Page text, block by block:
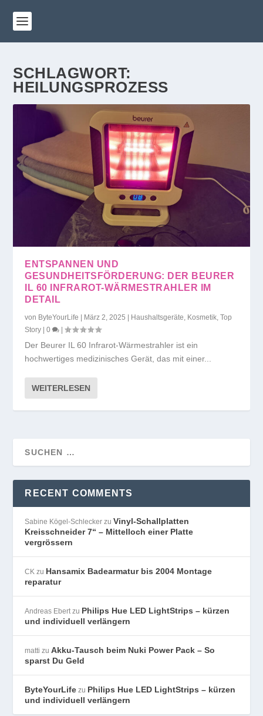
SCHLAGWORT:
HEILUNGSPROZESS
ENTSPANNEN UND
GESUNDHEITSFÖRDERUNG: DER BEURER
IL 60 INFRAROT-WÄRMESTRAHLER IM
DETAIL
von ByteYourLife | März 2, 2025 | Haushaltsgeräte Kosmetik ,Top
Story |0 |
Der Beurer IL 60 Infrarot-Wärmestrahler ist ein
hochwertiges medizinisches Gerät, das mit einer...
WEITERLESEN
RECENT COMMENTS
Sabine Kögel-Schlecker zuVinyl-Schallplatten
Kreisschneider 7“ – Mittelloch einer Platte
vergrössern
CK zu Hansamix Badearmatur bis 2004 Montage
reparatur
Andreas Ebert zu Philips Hue LED LightStrips – kürzen
und individuell verlängern
matti zuAkku-Tausch beim Nuki Power Pack – So
sparst Du Geld
ByteYourLife zu Philips Hue LED LightStrips – kürzen
und individuell verlängern